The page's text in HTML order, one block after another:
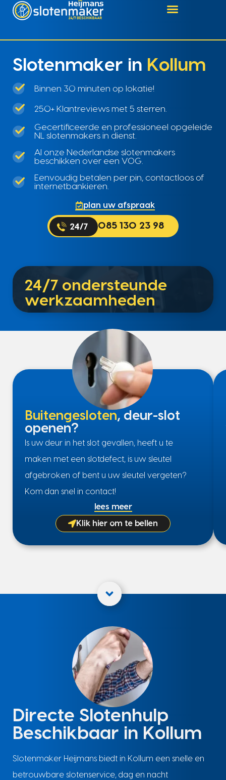
Slotenmaker in Kollum
Binnen 30 minuten op lokatie!
250+ Klantreviews met 5 sterren.
Gecertificeerde en professioneel opgeleide
NL slotenmakers in dienst.
Al onze Nederlandse slotenmakers
beschikken over een VOG.
Eenvoudig betalen per pin, contactloos of
internetbankieren.
plan uw afspraak
085 130 23 98
24/7 ondersteunde
werkzaamheden
Buitengesloten, deur-slot
openen?
Is uw deur in het slot gevallen, heeft u te
maken met een slotdefect, is uw sleutel
afgebroken of bent u uw sleutel vergeten?
Kom dan snel in contact!
lees meer
Klik hier om te bellen
Directe Slotenhulp
Beschikbaar in Kollum
Slotenmaker Heijmans biedt in Kollum een snelle en
betrouwbare slotenservice, dag en nacht